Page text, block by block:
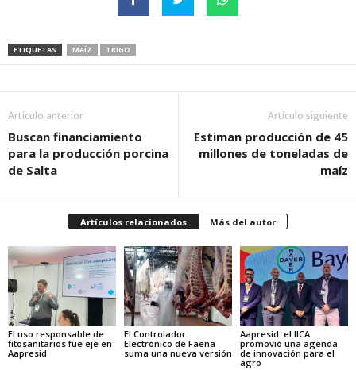
ETIQUETAS MAÍZ TRIGO
Artículo anterior
Buscan financiamiento
para la producción porcina
de Salta
Artículo siguiente
Estiman producción de 45
millones de toneladas de
maíz
Artículos relacionados Más del autor
El uso responsable de
fitosanitarios fue eje en
Aapresid
El Controlador
Electrónico de Faena
suma una nueva versión
Aapresid: el IICA
promovió una agenda
de innovación para el
agro